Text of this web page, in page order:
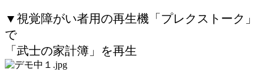
▼視覚障がい者用の再生機「プレクストーク」
で
「武士の家計簿」を再生